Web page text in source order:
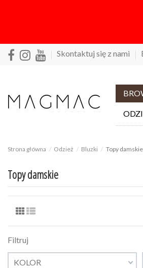
Skontaktuj się z nami
Strona główna Odzież Bluzki Topy damskie
Topy damskie
Filtruj
KOLOR